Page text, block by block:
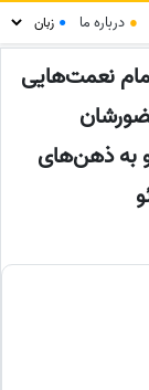
● درباره ما ●
نعمت‌هایی
به ذهن‌های